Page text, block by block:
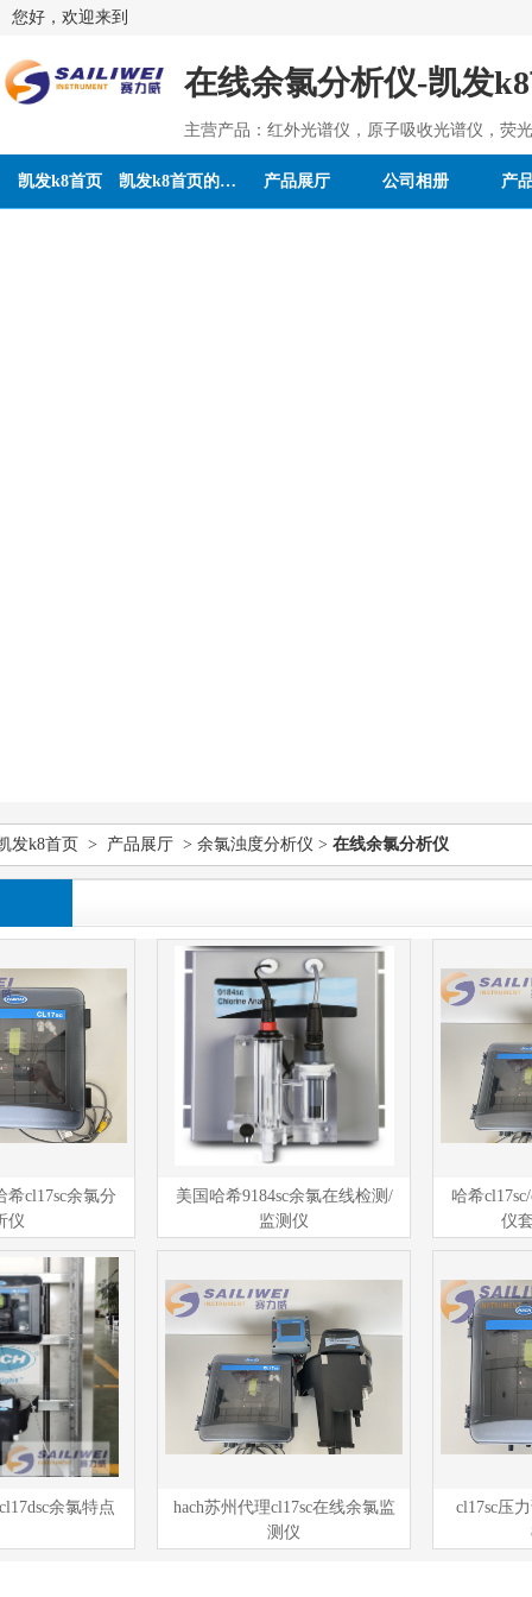
您好，欢迎来到
在线余氯分析仪-凯发
主营产品：红外光谱仪，原子吸收光谱仪，荧
凯发k8首页 凯发k8首页的介绍 产品展厅 公司相册 产
发k8首页 > 产品展厅 > 余氯浊度分析仪 > 在线余氯分析仪
希cl17sc余氯分
仪
美国哈希9184sc余氯在线检测/
监测仪
哈希
仪
余氯特点
hach苏州代理cl17sc在线余氯监
测仪
cl17sc压